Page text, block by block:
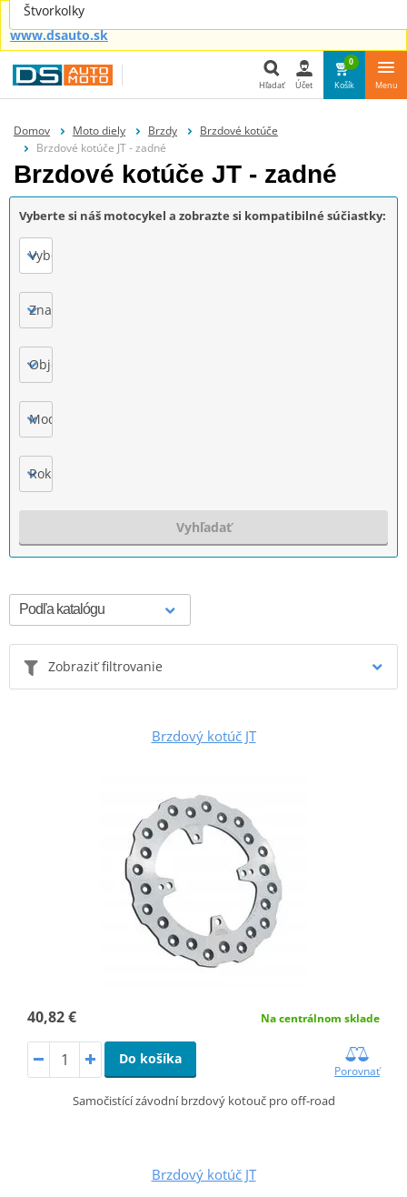
Náhradné diely aj pre tvoje auto nájdeš u nás na
www.dsauto.sk
Hľadať Účet
0
Košík Menu
Domov Moto diely Brzdy
Brzdové kotúče
Brzdové kotúče JT - zadné
Brzdové kotúče JT - zadné
Vyberte si náš motocykel a zobrazte si kompatibilné súčiastky:
Vyberte
Značka
Objem motora
Model
Rok výroby
Vyhľadať
Zobraziť filtrovanie
Brzdový kotúč JT
40,82 € Na centrálnom sklade
Do košíka
Porovnať
Samočistící závodní brzdový kotouč pro off-road
Brzdový kotúč JT
Štvorkolky